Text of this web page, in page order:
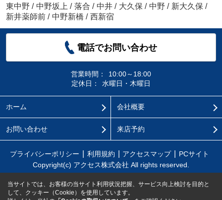
東中野 / 中野坂上 / 落合 / 中井 / 大久保 / 中野 / 新大久保 /
新井薬師前 / 中野新橋 / 西新宿
電話でお問い合わせ
営業時間：
10:00～18:00
定休日：
水曜日・木曜日
ホーム 会社概要
お問い合わせ 来店予約
プライバシーポリシー 利用規約 アクセスマップ
PCサイト
Copyright(c) アクセス株式会社 All rights reserved.
当サイトでは、お客様の当サイト利用状況把握、サービス向上検討を目的と
して、クッキー（Cookie）を使用しています。